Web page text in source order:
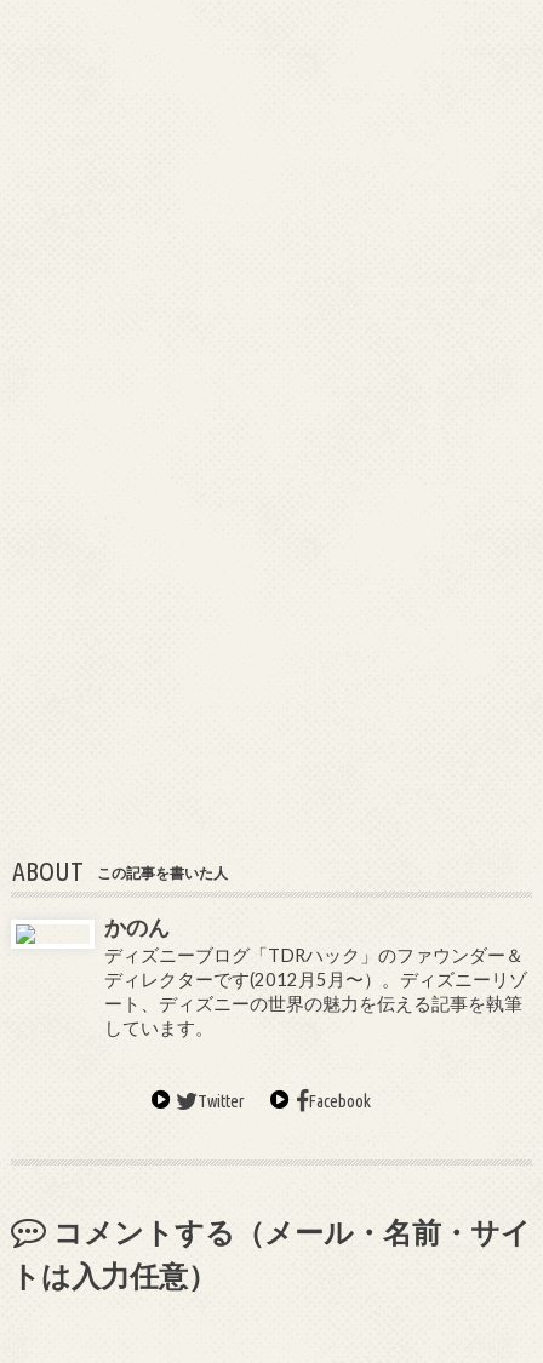
ABOUT この記事を書いた人
かのん
ディズニーブログ「TDRハック」のファウンダー＆
ディレクターです(2012月5月〜）。ディズニーリゾ
ート、ディズニーの世界の魅力を伝える記事を執筆
しています。
Twitter Facebook
コメントする（メール・名前・サイ
トは入力任意）